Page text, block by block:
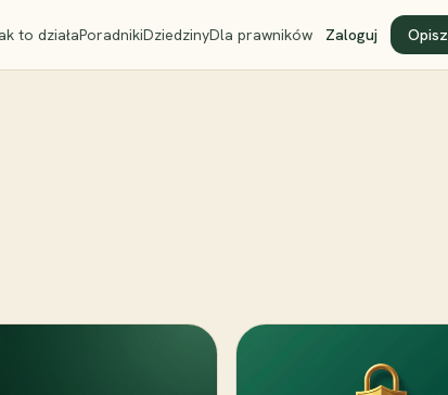
to działaPoradnikiDziedzinyDla prawników Zaloguj